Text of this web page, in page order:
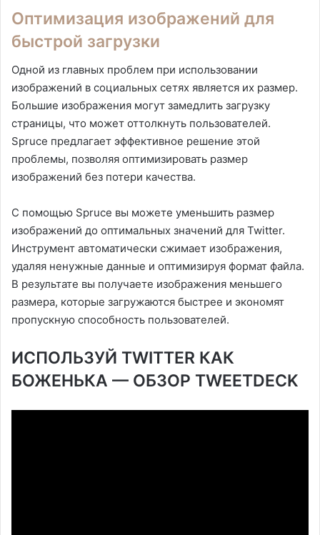
Оптимизация изображений для
быстрой загрузки
Одной из главных проблем при использовании
изображений в социальных сетях является их размер.
Большие изображения могут замедлить загрузку
страницы, что может оттолкнуть пользователей.
Spruce предлагает эффективное решение этой
проблемы, позволяя оптимизировать размер
изображений без потери качества.
С помощью Spruce вы можете уменьшить размер
изображений до оптимальных значений для Twitter.
Инструмент автоматически сжимает изображения,
удаляя ненужные данные и оптимизируя формат файла.
В результате вы получаете изображения меньшего
размера, которые загружаются быстрее и экономят
пропускную способность пользователей.
ИСПОЛЬЗУЙ TWITTER КАК
БОЖЕНЬКА — ОБЗОР TWEETDECK